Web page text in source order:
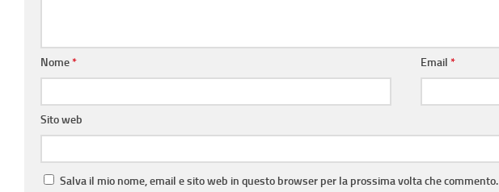
Nome* Email*
Sito web
Salva il mio nome, email e sito web in questo browser per la prossima volta che commento.